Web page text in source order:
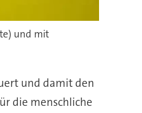
und mit
und damit den
die menschliche